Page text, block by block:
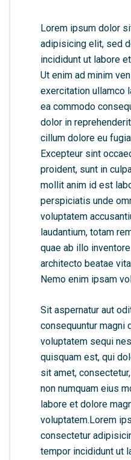
Lorem ipsum dolor
adipisicing elit, sed
incididunt ut labore
Ut enim ad minim
exercitation ullamco
ea commodo
dolor in
cillum dolore eu
Excepteur sint
proident, sunt in
mollit anim id est
perspiciatis unde
voluptatem
laudantium, totam
quae ab illo
architecto beatae
Nemo enim ipsam
Sit aspernatur aut
consequuntur magni
voluptatem sequi
quisquam est, qui
sit amet,
non numquam eius
labore et dolore
voluptatem.Lorem
consectetur
tempor incididunt ut